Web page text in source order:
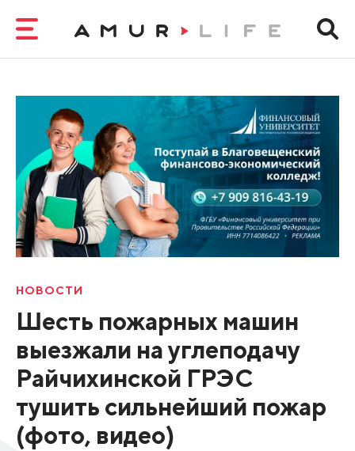
НОВОСТИ
Шесть пожарных машин
выезжали на углеподачу
Райчихинской ГРЭС
тушить сильнейший пожар
(фото, видео)